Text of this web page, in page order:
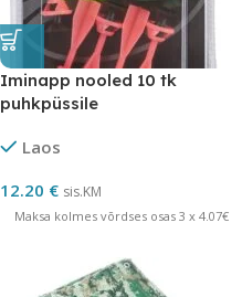
Iminapp nooled 10 tk
puhkpüssile
Laos
12.20 € sis.KM
Maksa kolmes võrdses osas 3 x 4.07€